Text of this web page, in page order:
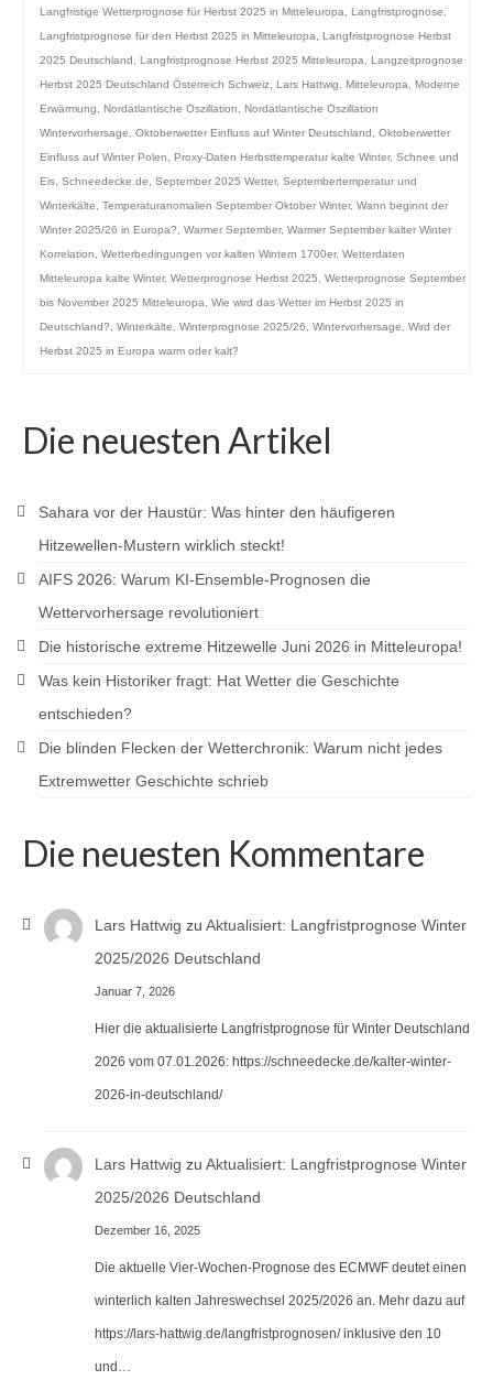
Langfristige Wetterprognose für Herbst 2025 in Mitteleuropa
Langfristprognose
Langfristprognose für den Herbst 2025 in Mitteleuropa
Langfristprognose Herbst
2025 Deutschland
Langfristprognose Herbst 2025 Mitteleuropa
Langzeitprognose
Herbst 2025 Deutschland Österreich Schweiz Lars Hattwig Mitteleuropa
Moderne
Erwärmung
Nordatlantische Oszillation
Nordatlantische Oszillation
Wintervorhersage
Oktoberwetter Einfluss auf Winter Deutschland
Oktoberwetter
Einfluss auf Winter Polen
Proxy-Daten Herbsttemperatur kalte Winter, Schnee und
Eis Schneedecke.de September 2025 Wetter, Septembertemperatur und
Winterkälte
Temperaturanomalien September Oktober Winter, Wann beginnt der
Winter 2025/26 in Europa?
Warmer September, Warmer September kalter Winter
Korrelation
Wetterbedingungen vor kalten Wintern 1700er, Wetterdaten
Mitteleuropa kalte Winter, Wetterprognose Herbst 2025
Wetterprognose September
bis November 2025 Mitteleuropa
Wie wird das Wetter im Herbst 2025 in
Deutschland?
Winterkälte Winterprognose 2025/26 Wintervorhersage
Wird der
Herbst 2025 in Europa warm oder kalt?
Die neuesten Artikel
Sahara vor der Haustür: Was hinter den häufigeren
Hitzewellen-Mustern wirklich steckt!
AIFS 2026: Warum KI-Ensemble-Prognosen die
Wettervorhersage revolutioniert
Die historische extreme Hitzewelle Juni 2026 in Mitteleuropa!
Was kein Historiker fragt: Hat Wetter die Geschichte
entschieden?
Die blinden Flecken der Wetterchronik: Warum nicht jedes
Extremwetter Geschichte schrieb
Die neuesten Kommentare
Lars Hattwig zu Aktualisiert: Langfristprognose Winter
2025/2026 Deutschland
Januar 7, 2026
Hier die aktualisierte Langfristprognose für Winter Deutschland
2026 vom 07.01.2026: https://schneedecke.de/kalter-winter-
2026-in-deutschland/
Lars Hattwig zu Aktualisiert: Langfristprognose Winter
2025/2026 Deutschland
Dezember 16, 2025
Die aktuelle Vier-Wochen-Prognose des ECMWF deutet einen
winterlich kalten Jahreswechsel 2025/2026 an. Mehr dazu auf
https://lars-hattwig.de/langfristprognosen/ inklusive den 10
und…